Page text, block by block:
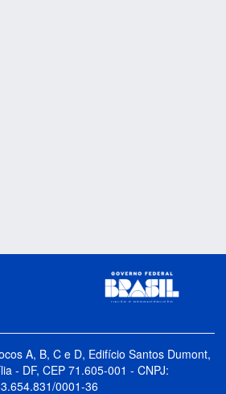
A, B, C e D, Edifício Santos Dumont,
- DF, CEP 71.605-001 - CNPJ:
0001-36